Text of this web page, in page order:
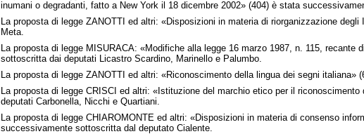
inumani o degradanti, fatto a New York il 18 dicembre 2002» (404) è stata
La proposta di legge ZANOTTI ed altri: «Disposizioni in materia di riorganizzazione
Meta.
La proposta di legge MISURACA: «Modifiche alla legge 16 marzo 1987, n. 115,
sottoscritta dai deputati Licastro Scardino, Marinello e Palumbo.
La proposta di legge ZANOTTI ed altri: «Riconoscimento della lingua dei segni
La proposta di legge CRISCI ed altri: «Istituzione del marchio etico per il
deputati Carbonella, Nicchi e Quartiani.
La proposta di legge CHIAROMONTE ed altri: «Disposizioni in materia di consenso
successivamente sottoscritta dal deputato Cialente.